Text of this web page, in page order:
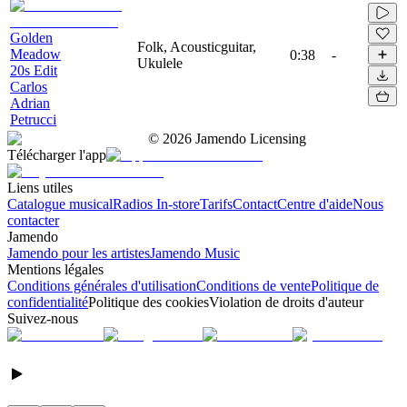
Golden
Meadow
20s Edit
Carlos
Adrian
Petrucci
Folk, Acousticguitar,
Ukulele
0:38 -
© 2026 Jamendo Licensing
Télécharger l'app
Liens utiles
Catalogue musicalRadios In-storeTarifsContactCentre d'aideNous
contacter
Jamendo
Jamendo pour les artistesJamendo Music
Mentions légales
Conditions générales d'utilisationConditions de ventePolitique de
confidentialitéPolitique des cookiesViolation de droits d'auteur
Suivez-nous